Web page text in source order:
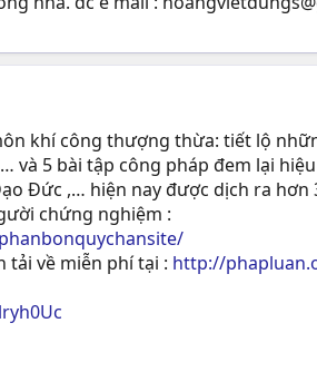
khí công thượng thừa: tiết lộ
và 5 bài tập công pháp đem lại
Ðức ,… hiện nay được dịch ra
chứng nghiệm :
tải về miễn phí tại : http://